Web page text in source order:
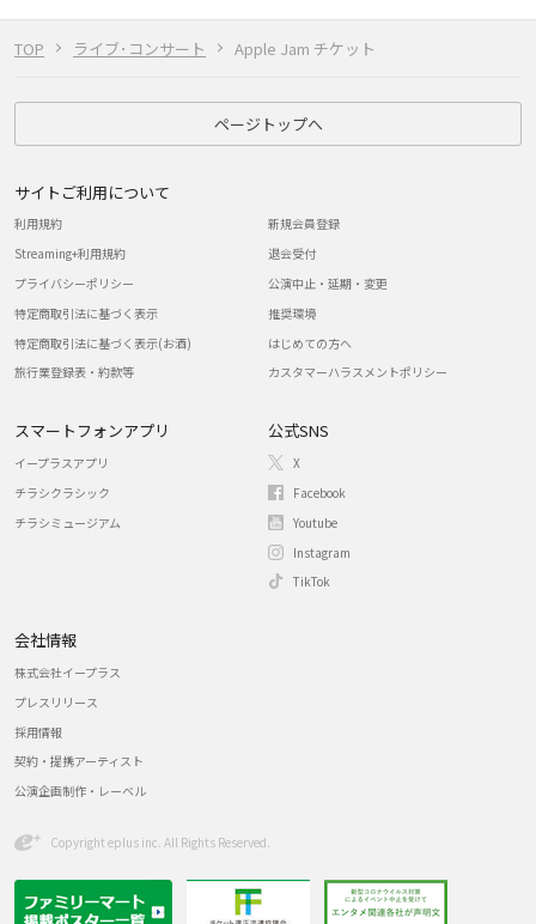
TOP ライブ･コンサート Apple Jam チケット
ページトップへ
サイトご利用について
利用規約
Streaming+利用規約
プライバシーポリシー
特定商取引法に基づく表示
特定商取引法に基づく表示(お酒)
旅行業登録表・約款等
新規会員登録
退会受付
公演中止・延期・変更
推奨環境
はじめての方へ
カスタマーハラスメントポリシー
スマートフォンアプリ
イープラスアプリ
チラシクラシック
チラシミュージアム
公式SNS
X
Facebook
Youtube
Instagram
TikTok
会社情報
株式会社イープラス
プレスリリース
採用情報
契約・提携アーティスト
公演企画制作・レーベル
Copyright eplus inc. All Rights Reserved.